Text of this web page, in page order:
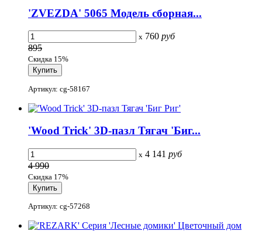
'ZVEZDA' 5065 Модель сборная...
x 760 руб
895
Скидка 15%
Артикул: cg-58167
'Wood Trick' 3D-пазл Тягач 'Биг...
x 4 141 руб
4 990
Скидка 17%
Артикул: cg-57268